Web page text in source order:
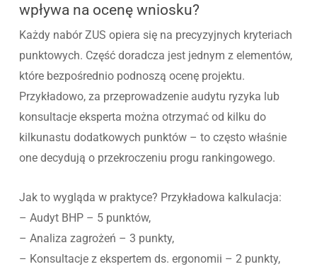
wpływa na ocenę wniosku?
Każdy nabór ZUS opiera się na precyzyjnych kryteriach
punktowych. Część doradcza jest jednym z elementów,
które bezpośrednio podnoszą ocenę projektu.
Przykładowo, za przeprowadzenie audytu ryzyka lub
konsultacje eksperta można otrzymać od kilku do
kilkunastu dodatkowych punktów – to często właśnie
one decydują o przekroczeniu progu rankingowego.
Jak to wygląda w praktyce? Przykładowa kalkulacja:
– Audyt BHP – 5 punktów,
– Analiza zagrożeń – 3 punkty,
– Konsultacje z ekspertem ds. ergonomii – 2 punkty,